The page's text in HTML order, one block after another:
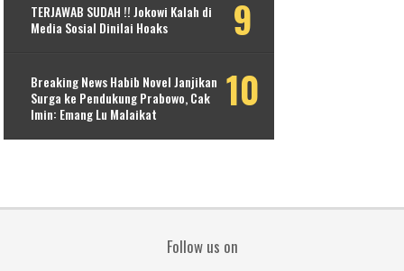
TERJAWAB SUDAH !! Jokowi Kalah di
Media Sosial Dinilai Hoaks
Breaking News Habib Novel Janjikan
Surga ke Pendukung Prabowo, Cak
Imin: Emang Lu Malaikat
Follow us on